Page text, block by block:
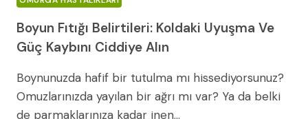
Boyun Fıtığı Belirtileri: Koldaki Uyuşma Ve
Güç Kaybını Ciddiye Alın
Boynunuzda hafif bir tutulma mı hissediyorsunuz?
Omuzlarınızda yayılan bir ağrı mı var? Ya da belki
de parmaklarınıza kadar inen…